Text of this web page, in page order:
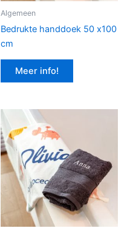
Algemeen
Bedrukte handdoek 50 x100
cm
Meer info!